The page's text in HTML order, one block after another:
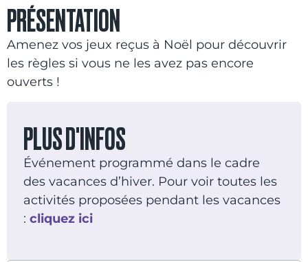
PRÉSENTATION
Amenez vos jeux reçus à Noël pour découvrir
les règles si vous ne les avez pas encore
ouverts !
PLUS D'INFOS
Événement programmé dans le cadre
des vacances d’hiver. Pour voir toutes les
activités proposées pendant les vacances
: cliquez ici